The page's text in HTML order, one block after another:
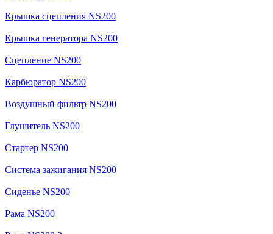
Крышка сцепления NS200
Крышка генератора NS200
Сцепление NS200
Карбюратор NS200
Воздушный фильтр NS200
Глушитель NS200
Стартер NS200
Система зажигания NS200
Сиденье NS200
Рама NS200